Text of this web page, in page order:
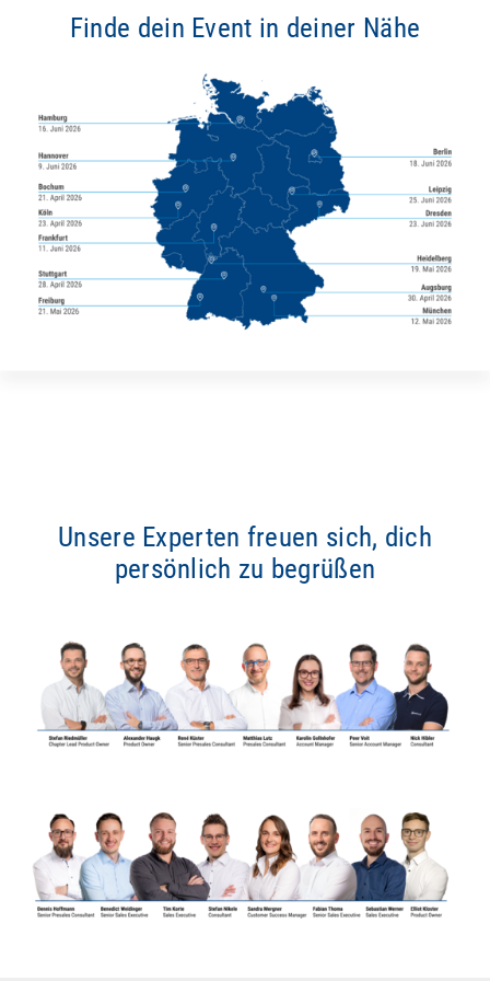
Finde dein Event in deiner Nähe
Unsere Experten freuen sich, dich
persönlich zu begrüßen